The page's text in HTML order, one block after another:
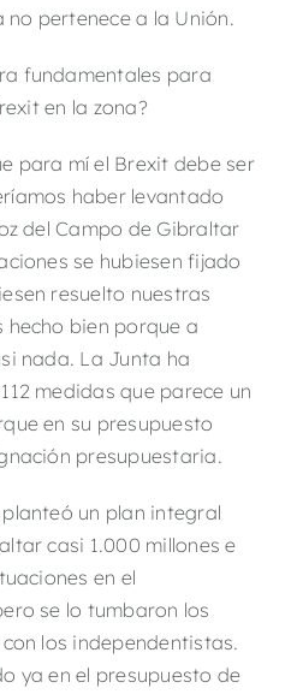
pertenece a la Unión.
fundamentales para
en la zona?
para mí el Brexit debe ser
haber levantado
del Campo de Gibraltar
se hubiesen fijado
resuelto nuestras
hecho bien porque a
nada. La Junta ha
medidas que parece un
en su presupuesto
presupuestaria.
un plan integral
casi 1.000 millones e
en el
se lo tumbaron los
los independentistas.
ya en el presupuesto de